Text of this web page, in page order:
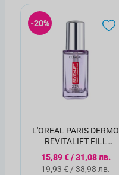
-20%
L'OREAL PARIS DERMO
REVITALIFT FILL
Околоочен серум 20мл
Специална цена
15,89 €/31,08 лв.
Стандартна цена
19,93 €/38,98 лв.